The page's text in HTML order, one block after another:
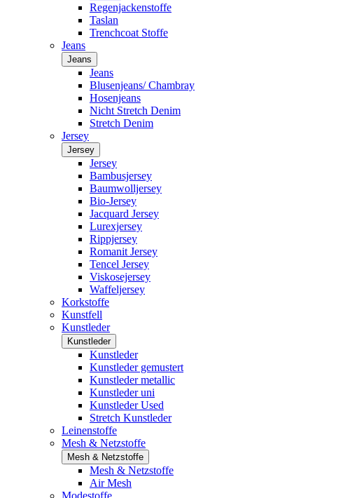
Regenjackenstoffe
Taslan
Trenchcoat Stoffe
Jeans
Jeans
Jeans
Blusenjeans/ Chambray
Hosenjeans
Nicht Stretch Denim
Stretch Denim
Jersey
Jersey
Jersey
Bambusjersey
Baumwolljersey
Bio-Jersey
Jacquard Jersey
Lurexjersey
Rippjersey
Romanit Jersey
Tencel Jersey
Viskosejersey
Waffeljersey
Korkstoffe
Kunstfell
Kunstleder
Kunstleder
Kunstleder
Kunstleder gemustert
Kunstleder metallic
Kunstleder uni
Kunstleder Used
Stretch Kunstleder
Leinenstoffe
Mesh & Netzstoffe
Mesh & Netzstoffe
Mesh & Netzstoffe
Air Mesh
Modestoffe